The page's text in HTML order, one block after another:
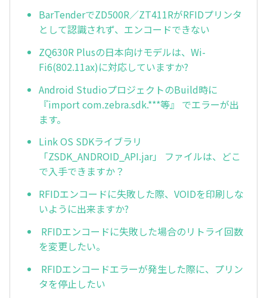
BarTenderでZD500R／ZT411RがRFIDプリンタ
として認識されず、エンコードできない
ZQ630R Plusの日本向けモデルは、Wi-
Fi6(802.11ax)に対応していますか?
Android StudioプロジェクトのBuild時に
『import com.zebra.sdk.***等』 でエラーが出
ます。
Link OS SDKライブラリ
「ZSDK_ANDROID_API.jar」 ファイルは、どこ
で入手できますか？
RFIDエンコードに失敗した際、VOIDを印刷しな
いように出来ますか?
RFIDエンコードに失敗した場合のリトライ回数
を変更したい。
RFIDエンコードエラーが発生した際に、プリン
タを停止したい